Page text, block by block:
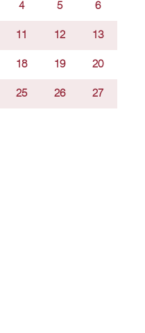
4 5 6
11 12 13
18 19 20
25 26 27